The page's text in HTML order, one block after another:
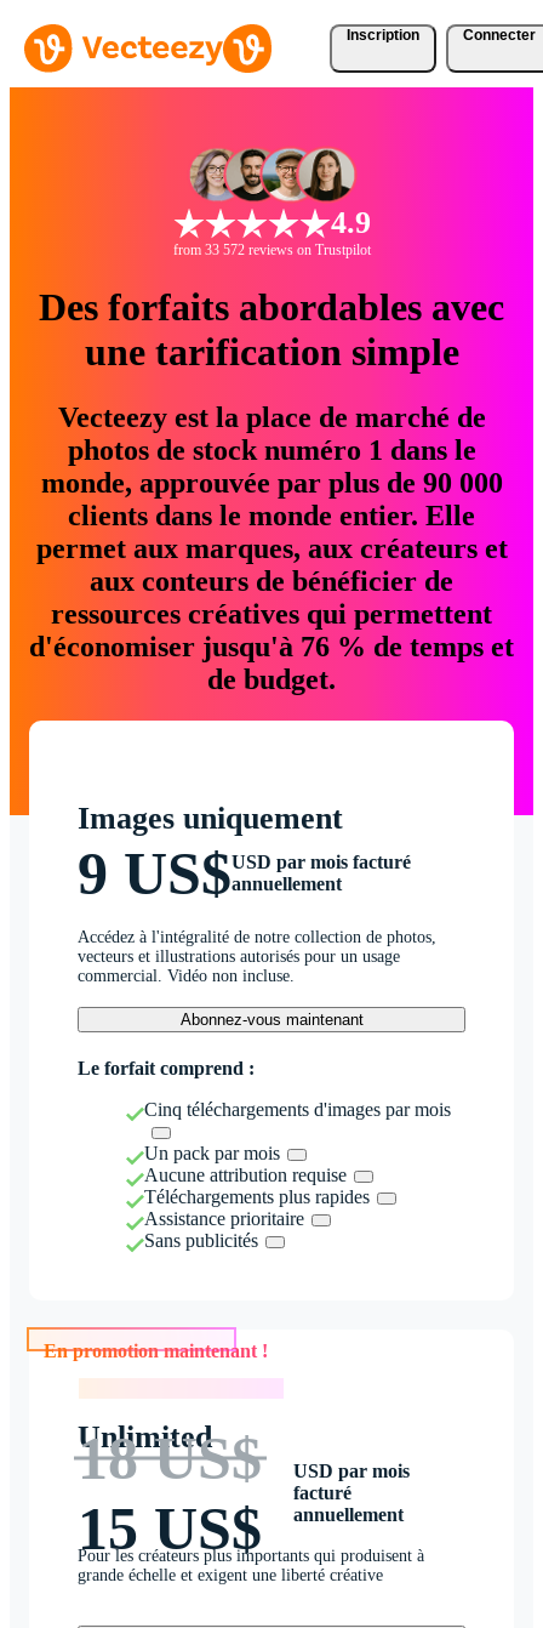
Inscription Connecter
4.9
from 33 572 reviews on Trustpilot
Des forfaits abordables avec
une tarification simple
Vecteezy est la place de marché de
photos de stock numéro 1 dans le
monde, approuvée par plus de 90 000
clients dans le monde entier. Elle
permet aux marques, aux créateurs et
aux conteurs de bénéficier de
ressources créatives qui permettent
d'économiser jusqu'à 76 % de temps et
de budget.
Images uniquement
9 US$USD par mois facturé
annuellement
Accédez à l'intégralité de notre collection de photos,
vecteurs et illustrations autorisés pour un usage
commercial. Vidéo non incluse.
Abonnez-vous maintenant
Le forfait comprend :
Cinq téléchargements d'images par mois
Un pack par mois
Aucune attribution requise
Téléchargements plus rapides
Assistance prioritaire
Sans publicités
En promotion maintenant !
Unlimited
18 US$
15 US$
USD par mois
facturé
annuellement
Pour les créateurs plus importants qui produisent à
grande échelle et exigent une liberté créative